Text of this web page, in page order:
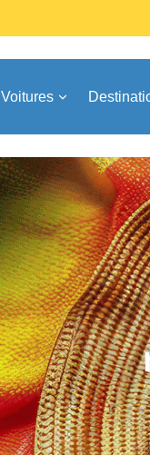
Voitures